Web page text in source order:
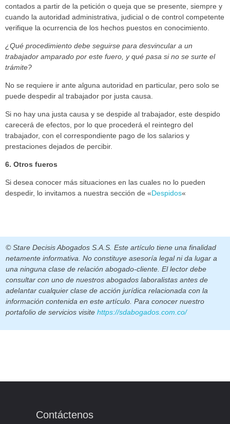
contados a partir de la petición o queja que se presente, siempre y
cuando la autoridad administrativa, judicial o de control competente
verifique la ocurrencia de los hechos puestos en conocimiento.
¿Qué procedimiento debe seguirse para desvincular a un
trabajador amparado por este fuero, y qué pasa si no se surte el
trámite?
No se requiere ir ante alguna autoridad en particular, pero solo se
puede despedir al trabajador por justa causa.
Si no hay una justa causa y se despide al trabajador, este despido
carecerá de efectos, por lo que procederá el reintegro del
trabajador, con el correspondiente pago de los salarios y
prestaciones dejados de percibir.
6. Otros fueros
Si desea conocer más situaciones en las cuales no lo pueden
despedir, lo invitamos a nuestra sección de «Despidos«
© Stare Decisis Abogados S.A.S. Este artículo tiene una finalidad
netamente informativa. No constituye asesoría legal ni da lugar a
una ninguna clase de relación abogado-cliente. El lector debe
consultar con uno de nuestros abogados laboralistas antes de
adelantar cualquier clase de acción jurídica relacionada con la
información contenida en este artículo. Para conocer nuestro
portafolio de servicios visite https://sdabogados.com.co/
Contáctenos